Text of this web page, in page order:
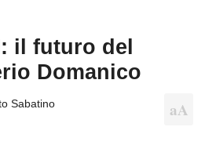
il futuro del
Domanico
Sabatino